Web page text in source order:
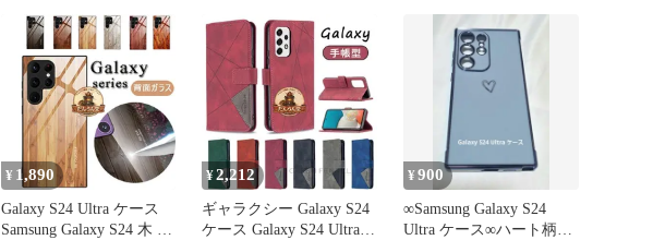
¥ 1,890
Galaxy S24 Ultra ケース
Samsung Galaxy S24 木 ギ
¥2,212
ギャラクシー Galaxy S24
ケース Galaxy S24 Ultra
¥900
∞Samsung Galaxy S24
Ultra ケース∞ハート柄